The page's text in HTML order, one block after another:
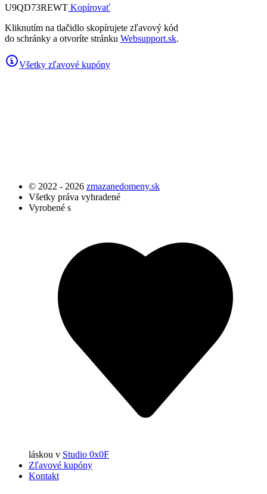
U9QD73REWT Kopírovať
Kliknutím na tlačidlo skopírujete zľavový kód
do schránky a otvoríte stránku Websupport.sk.
Všetky zľavové kupóny
© 2022 - 2026 zmazanedomeny.sk
Všetky práva vyhradené
Vyrobené s
láskou v Studio 0x0F
Zľavové kupóny
Kontakt